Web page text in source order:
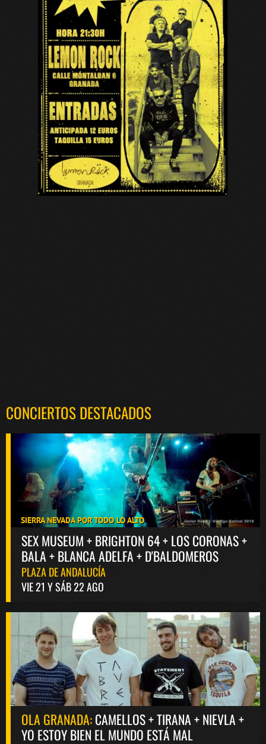
CONCIERTOS DESTACADOS
SIERRA NEVADA POR TODO LO ALTO
SEX MUSEUM + BRIGHTON 64 + LOS CORONAS +
BALA + BLANCA ADELFA + D'BALDOMEROS
PLAZA DE ANDALUCÍA
VIE 21 Y SÁB 22 AGO
OLA GRANADA:CAMELLOS + TIRANA + NIEVLA +
YO ESTOY BIEN EL MUNDO ESTÁ MAL